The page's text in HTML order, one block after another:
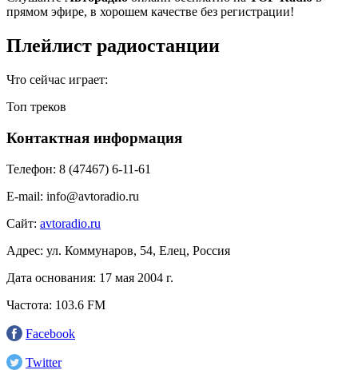
прямом эфире, в хорошем качестве без регистрации!
Плейлист радиостанции
Что сейчас играет:
Топ треков
Контактная информация
Телефон: 8 (47467) 6-11-61
E-mail: info@avtoradio.ru
Сайт: avtoradio.ru
Адрес: ул. Коммунаров, 54, Елец, Россия
Дата основания: 17 мая 2004 г.
Частота: 103.6 FM
Facebook
Twitter